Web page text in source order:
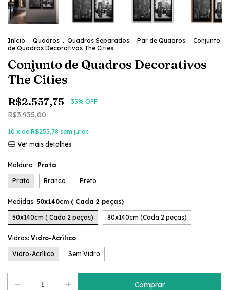
Início . Quadros . Quadros Separados . Par de Quadros . Conjunto
de Quadros Decorativos The Cities
Conjunto de Quadros Decorativos
The Cities
R$2.557,75 -35% OFF
R$3.935,00
10 x de R$255,78 sem juros
Ver mais detalhes
Moldura : Prata
Prata Branco Preto
Medidas: 50x140cm ( Cada 2 peças)
50x140cm ( Cada 2 peças) 80x140cm (Cada 2 peças)
Vidros: Vidro-Acrílico
Vidro-Acrílico Sem Vidro